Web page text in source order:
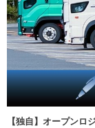
【独自】オープン